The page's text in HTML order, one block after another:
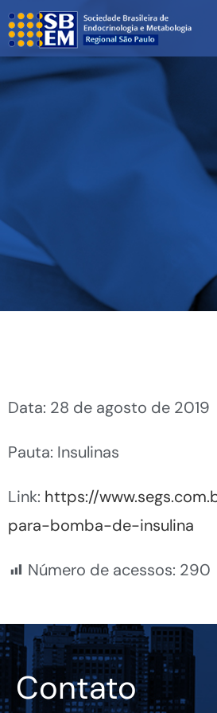
Data: 28 de agosto de 2019
Pauta: Insulinas
Link: https://
para-bomba-de-insulina
Número de acessos: 290
Contato